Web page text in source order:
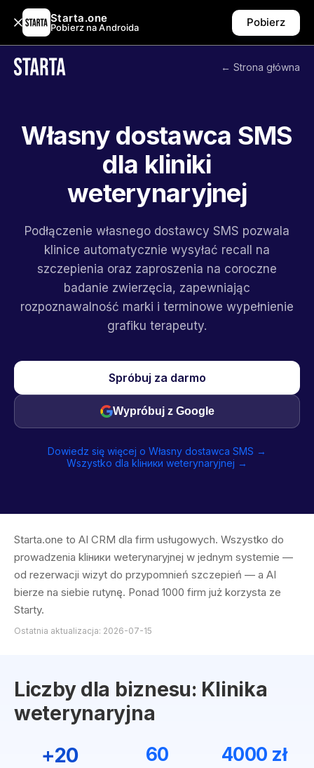
Starta.one
Pobierz na Androida Pobierz
← Strona główna
Własny dostawca SMS
dla kliniki
weterynaryjnej
Podłączenie własnego dostawcy SMS pozwala
klinice automatycznie wysyłać recall na
szczepienia oraz zaproszenia na coroczne
badanie zwierzęcia, zapewniając
rozpoznawalność marki i terminowe wypełnienie
grafiku terapeuty.
Spróbuj za darmo
Wypróbuj z Google
Dowiedz się więcej o Własny dostawca SMS →
Wszystko dla kliники weterynaryjnej →
Starta.one to AI CRM dla firm usługowych. Wszystko do
prowadzenia kliники weterynaryjnej w jednym systemie —
od rezerwacji wizyt do przypomnień szczepień — a AI
bierze na siebie rutynę. Ponad 1000 firm już korzysta ze
Starty.
Ostatnia aktualizacja: 2026-07-15
Liczby dla biznesu: Klinika
weterynaryjna
+20
60 4000 zł